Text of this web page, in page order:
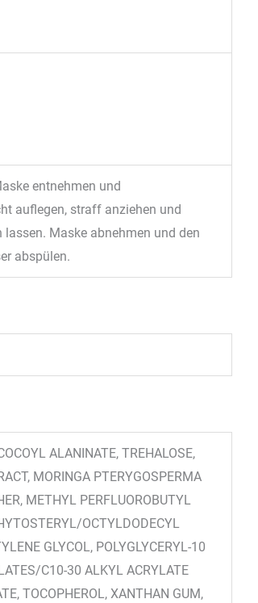
entnehmen und
auflegen, straff anziehen und
Maske abnehmen und den
abspülen.
ALANINATE, TREHALOSE,
MORINGA PTERYGOSPERMA
METHYL PERFLUOROBUTYL
OCTYLDODECYL
GLYCOL, POLYGLYCERYL-10
C10-30 ALKYL ACRYLATE
TOCOPHEROL, XANTHAN GUM,